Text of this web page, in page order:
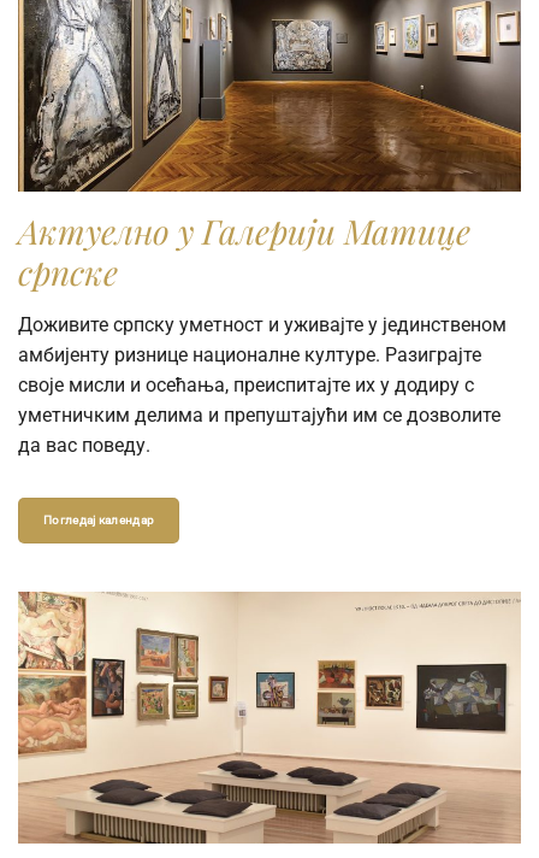
Актуелно у Галерији Матице
српске
Доживите српску уметност и уживајте у јединственом
амбијенту ризнице националне културе. Разиграјте
своје мисли и осећања, преиспитајте их у додиру с
уметничким делима и препуштајући им се дозволите
да вас поведу.
Погледај календар